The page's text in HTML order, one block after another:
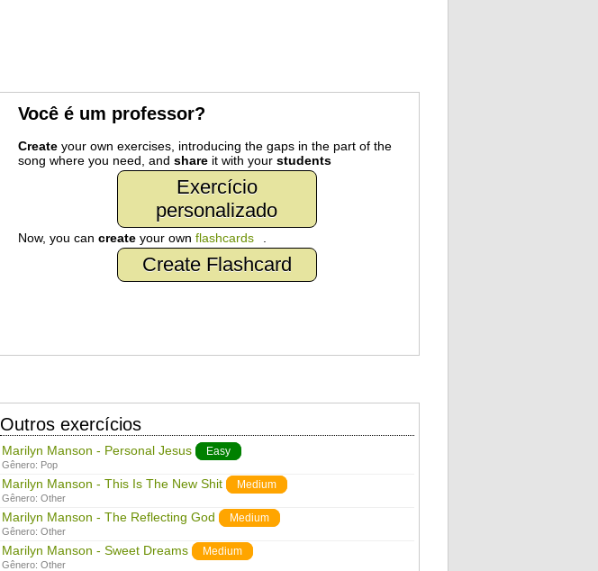
Você é um professor?
Createyour own exercises, introducing the gaps in the part of the
song where you need, and shareit with your students
Exercício
personalizado
Now, you can createyour own flashcards .
Create Flashcard
Outros exercícios
Marilyn Manson - Personal Jesus Easy
Gênero: Pop
Marilyn Manson - This Is The New Shit Medium
Gênero: Other
Marilyn Manson - The Reflecting God Medium
Gênero: Other
Marilyn Manson - Sweet Dreams Medium
Gênero: Other